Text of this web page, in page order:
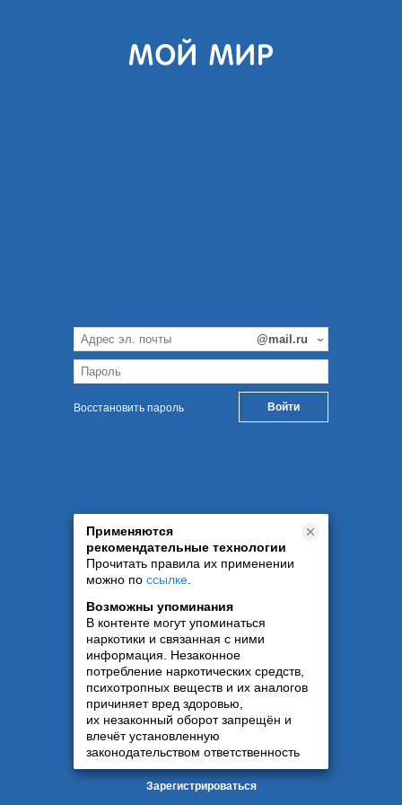
Восстановить пароль
Применяются
рекомендательные технологии
Прочитать правила их применении
можно по ссылке
Возможны упоминания
В контенте могут упоминаться
наркотики и связанная с ними
информация. Незаконное
потребление наркотических средств,
психотропных веществ и их аналогов
причиняет вред здоровью,
их незаконный оборот запрещён и
влечёт установленную
законодательством ответственность
Зарегистрироваться